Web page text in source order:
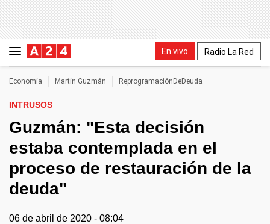
En vivo Radio La Red
Economía Martín Guzmán ReprogramaciónDeDeuda
INTRUSOS
Guzmán: "Esta decisión
estaba contemplada en el
proceso de restauración de la
deuda"
06 de abril de 2020 - 08:04